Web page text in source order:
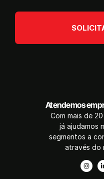
Atendemos
Com mais de
já ajudamos
segmentos a
através do